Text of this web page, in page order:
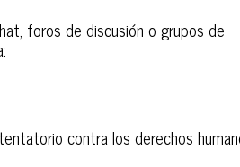
foros de discusión o grupos de
contra los derechos